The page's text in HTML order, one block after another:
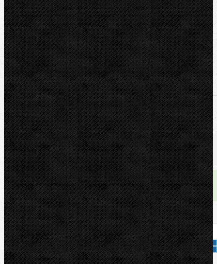
U nás zaplatíte
999,00Kč
U nás zaplatíte s DPH
1 208,79 Kč
Dostupnost:
skladem
Množství:
Přidat do košíku